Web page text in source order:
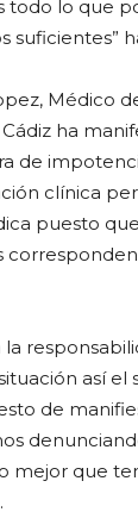
todo lo que
suficientes”
Médico
ha
de
clínica
puesto
la
así el
de
mejor que